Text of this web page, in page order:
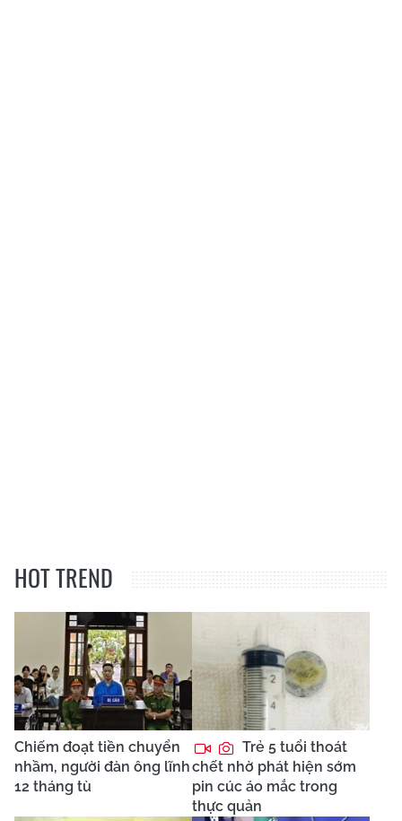
HOT TREND
Chiếm đoạt tiền chuyển
nhầm, người đàn ông lĩnh
12 tháng tù
Trẻ 5 tuổi thoát
chết nhờ phát hiện sớm
pin cúc áo mắc trong
thực quản